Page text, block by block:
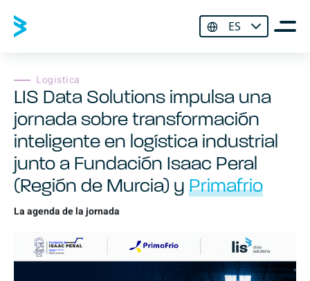
ES
Logistica
LIS Data Solutions impulsa una
jornada sobre transformación
inteligente en logística industrial
junto a Fundación Isaac Peral
(Región de Murcia) y Primafrio
La agenda de la jornada